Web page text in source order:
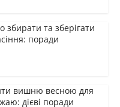
збирати та зберігати
поради
вишню весною для
дієві поради